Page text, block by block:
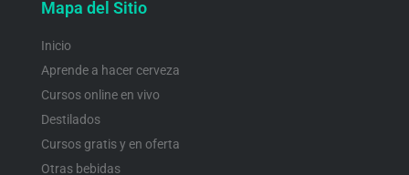
Mapa del Sitio
Inicio
Aprende a hacer cerveza
Cursos online en vivo
Destilados
Cursos gratis y en oferta
Otras bebidas